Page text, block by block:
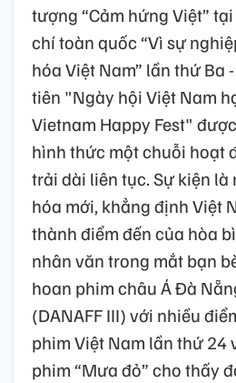
tượng “Cảm hứng Việt”
chí toàn quốc “Vì sự
hóa Việt Nam” lần thứ Ba
tiên "Ngày hội Việt Nam
Vietnam Happy Fest"
hình thức một chuỗi hoạt
trải dài liên tục. Sự kiện là
hóa mới, khẳng định Việt
thành điểm đến của hòa
nhân văn trong mắt bạn
hoan phim châu Á Đà
(DANAFF III) với nhiều
phim Việt Nam lần thứ 24
phim “Mưa đỏ” cho thấy